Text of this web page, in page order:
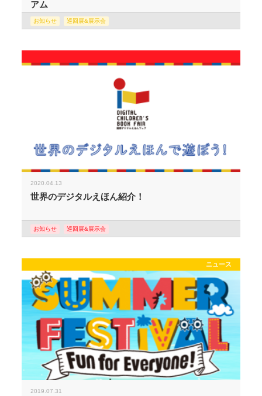
アム
お知らせ 巡回展&展示会
2020.04.13
世界のデジタルえほん紹介！
お知らせ 巡回展&展示会
ニュース
2019.07.31